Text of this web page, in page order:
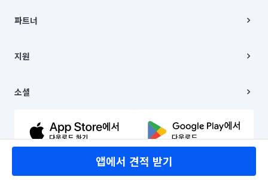
앱에서 견적 받기
주소 | 본사: 서울특별시 종로구 율곡로 6(중학동, 트윈트리빌딩) B동 5층
컨택센터 : 서울특별시 종로구 수송동 율곡로 24, 7층, 8층 미소
상품, 상품정보, 거래에 관한 의무와 책임은 거래당사자에게 있습니다.
언론 보도 관련 문의:
© 유한회사 미소. Miso, Inc. All Rights Reserved.
채용
파트너
이사
지원
이용약관
문의하기
소셜
유튜브